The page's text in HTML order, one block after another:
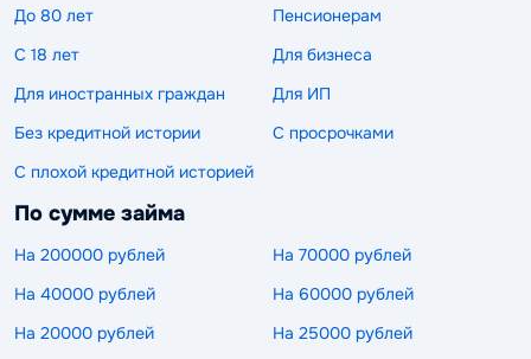
До 80 лет
Пенсионерам
С 18 лет
Для бизнеса
Для иностранных граждан
Для ИП
Без кредитной истории
С просрочками
С плохой кредитной историей
По сумме займа
На 200000 рублей
На 70000 рублей
На 40000 рублей
На 60000 рублей
На 20000 рублей
На 25000 рублей